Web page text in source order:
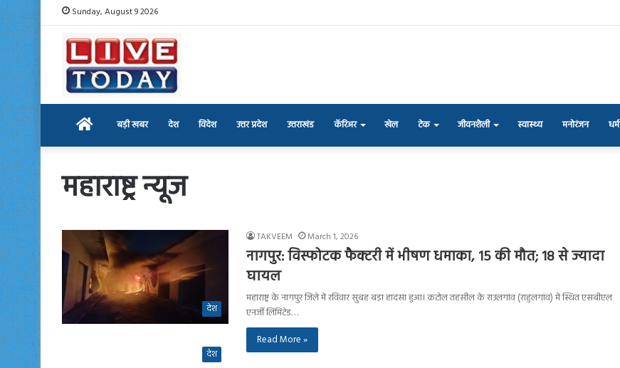
Sunday, August 9 2026
Home बड़ी खबर देश विदेश उत्तर प्रदेश उत्तराखंड कॅरिअर खेल टेक जीवनशैली स्वास्थ्य मनोरंजन धर्म
महाराष्ट्र न्यूज
देश
TAKVEEM March 1, 2026
नागपुर: विस्फोटक फैक्टरी में भीषण धमाका, 15 की मौत; 18 से ज्यादा
घायल
महाराष्ट्र के नागपुर जिले में रविवार सुबह बड़ा हादसा हुआ। कटोल तहसील के राउलगांव (राहुलगांव) में स्थित एसबीएल
एनर्जी लिमिटेड…
Read More »
देश